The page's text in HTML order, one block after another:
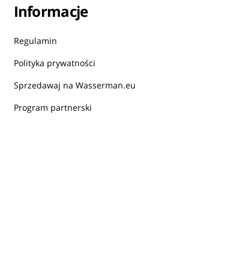
Informacje
Regulamin
Polityka prywatności
Sprzedawaj na Wasserman.eu
Program partnerski